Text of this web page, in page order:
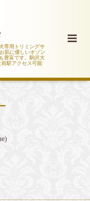
専用トリミングサ
肌に優しいオゾン
豊富です。駒沢大
駅アクセス可能